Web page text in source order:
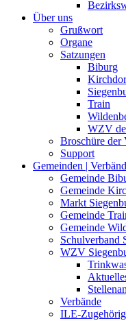
Über uns
Grußwort
Organe
Satzungen
Biburg
Train
WZV
Broschüre der
Support
Gemeinden |
Gemeinde
Gemeinde
Markt
Gemeinde
Gemeinde
Schulverband
WZV
Verbände
ILE-